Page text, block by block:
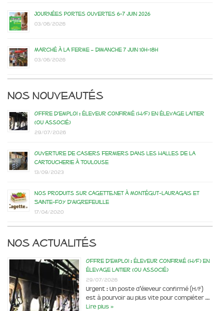
Journées portes ouvertes 6-7 juin 2026
03/06/2026
Marché à la ferme – dimanche 7 juin 10h-18h
03/06/2026
Nos nouveautés
Offre d’emploi : éleveur confirmé (H/F) en élevage laitier
(ou associé)
29/07/2026
Ouverture de casiers fermiers dans les Halles de la
Cartoucherie à Toulouse
13/09/2023
Nos produits sur Cagette.net à Montégut-Lauragais et
Sainte-Foy d’Aigrefeuille
17/04/2020
Nos actualités
Offre d’emploi : éleveur confirmé (H/F) en
élevage laitier (ou associé)
29/07/2026
Urgent : Un poste d’éleveur confirmé (H/F)
est à pourvoir au plus vite pour compléter …
Lire plus »